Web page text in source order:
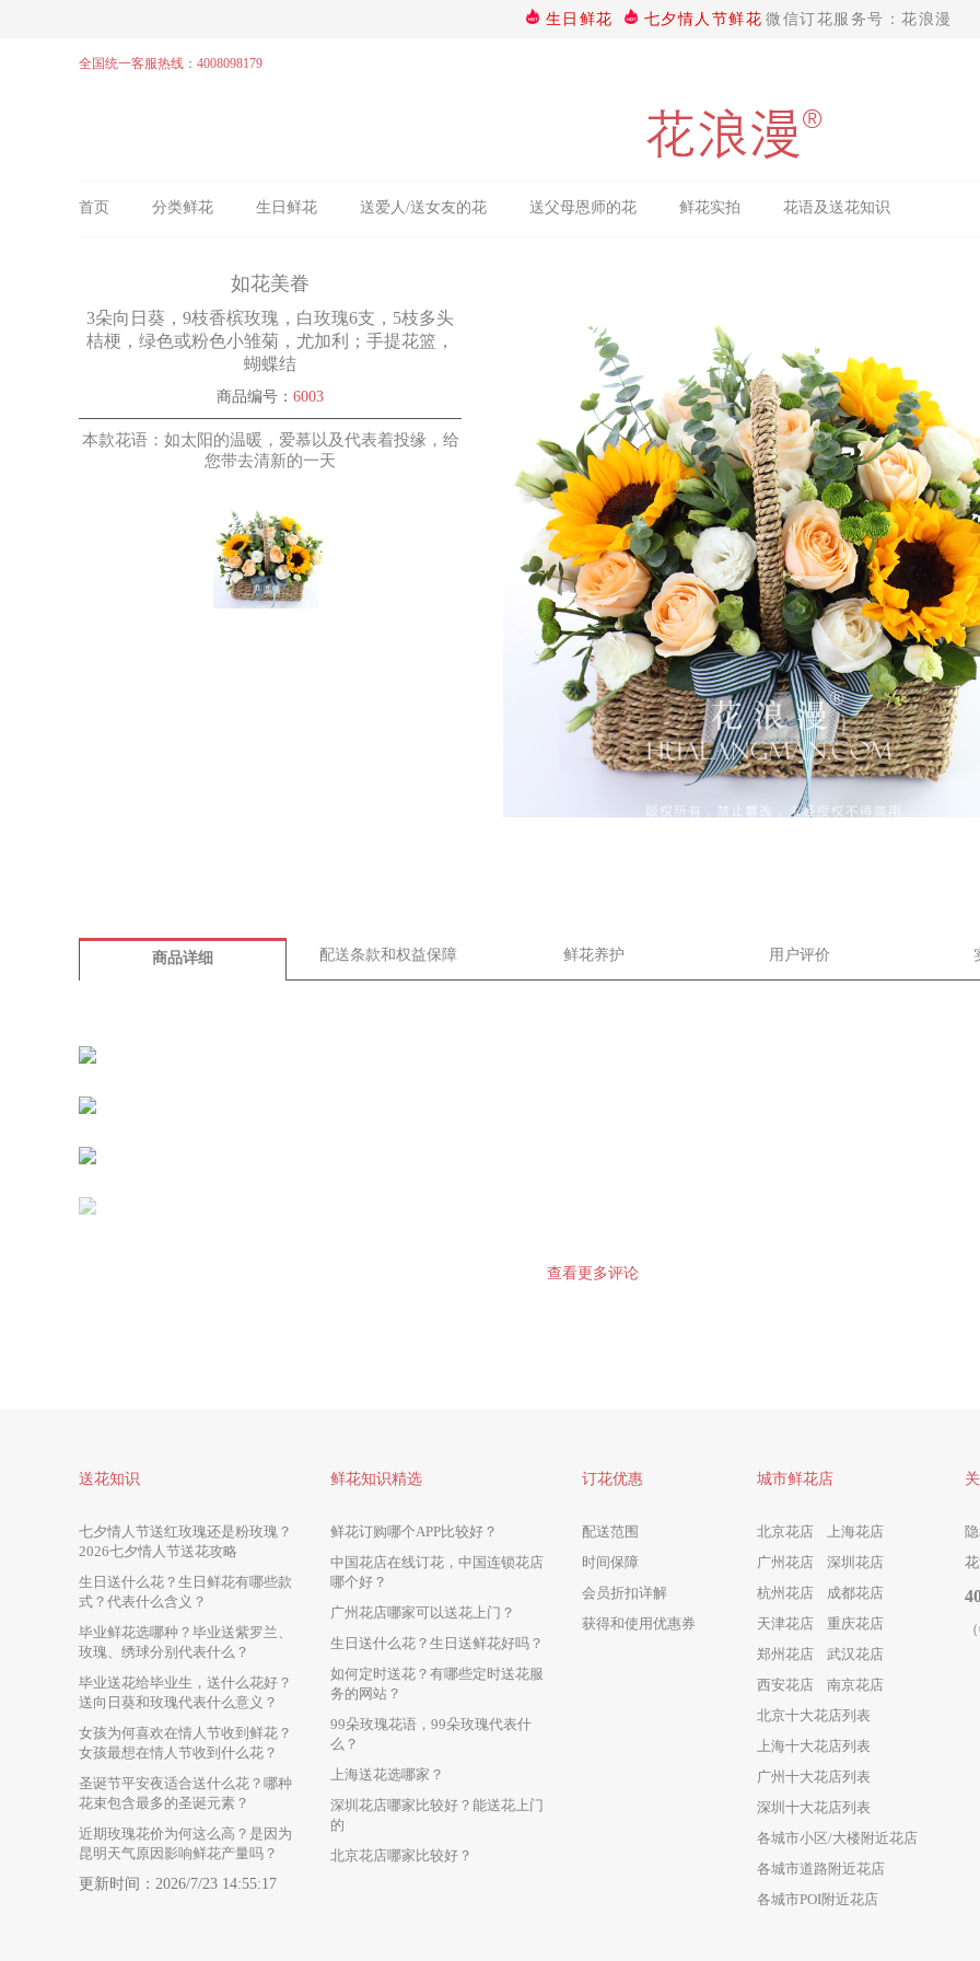
生日鲜花 七夕情人节鲜花 微信订花服务号：花浪漫
全国统一客服热线：4008098179
首页 分类鲜花 生日鲜花 送爱人/送女友的花 送父母恩师的花 鲜花实拍 花语及送花知识
如花美眷
3朵向日葵，9枝香槟玫瑰，白玫瑰6支，5枝多头
桔梗，绿色或粉色小雏菊，尤加利；手提花篮，
蝴蝶结
商品编号： 6003
本款花语：如太阳的温暖，爱慕以及代表着投缘，给
您带去清新的一天
商品详细 配送条款和权益保障 鲜花养护 用户评价
查看更多评论
送花知识
七夕情人节送红玫瑰还是粉玫瑰？
2026七夕情人节送花攻略
生日送什么花？生日鲜花有哪些款
式？代表什么含义？
毕业鲜花选哪种？毕业送紫罗兰、
玫瑰、绣球分别代表什么？
毕业送花给毕业生，送什么花好？
送向日葵和玫瑰代表什么意义？
女孩为何喜欢在情人节收到鲜花？
女孩最想在情人节收到什么花？
圣诞节平安夜适合送什么花？哪种
花束包含最多的圣诞元素？
近期玫瑰花价为何这么高？是因为
昆明天气原因影响鲜花产量吗？
更新时间：2026/7/23 14:55:17
鲜花知识精选
鲜花订购哪个APP比较好？
中国花店在线订花，中国连锁花店
哪个好？
广州花店哪家可以送花上门？
生日送什么花？生日送鲜花好吗？
如何定时送花？有哪些定时送花服
务的网站？
99朵玫瑰花语，99朵玫瑰代表什
么？
上海送花选哪家？
深圳花店哪家比较好？能送花上门
的
北京花店哪家比较好？
订花优惠
配送范围
时间保障
会员折扣详解
获得和使用优惠券
城市鲜花店
北京花店
上海花店
广州花店
深圳花店
杭州花店
成都花店
天津花店
重庆花店
郑州花店
武汉花店
西安花店
南京花店
北京十大花店列表
上海十大花店列表
广州十大花店列表
深圳十大花店列表
各城市小区/大楼附近花店
各城市道路附近花店
各城市POI附近花店